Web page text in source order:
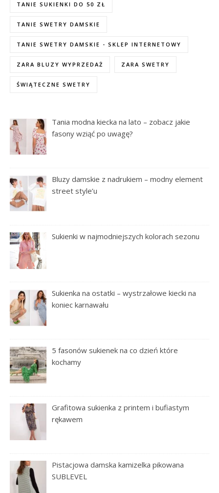
TANIE SUKIENKI DO 50 ZŁ
TANIE SWETRY DAMSKIE
TANIE SWETRY DAMSKIE - SKLEP INTERNETOWY
ZARA BLUZY WYPRZEDAŻ ZARA SWETRY
ŚWIĄTECZNE SWETRY
Tania modna kiecka na lato – zobacz jakie
fasony wziąć po uwagę?
Bluzy damskie z nadrukiem – modny element
street style’u
Sukienki w najmodniejszych kolorach sezonu
Sukienka na ostatki – wystrzałowe kiecki na
koniec karnawału
5 fasonów sukienek na co dzień które
kochamy
Grafitowa sukienka z printem i bufiastym
rękawem
Pistacjowa damska kamizelka pikowana
SUBLEVEL